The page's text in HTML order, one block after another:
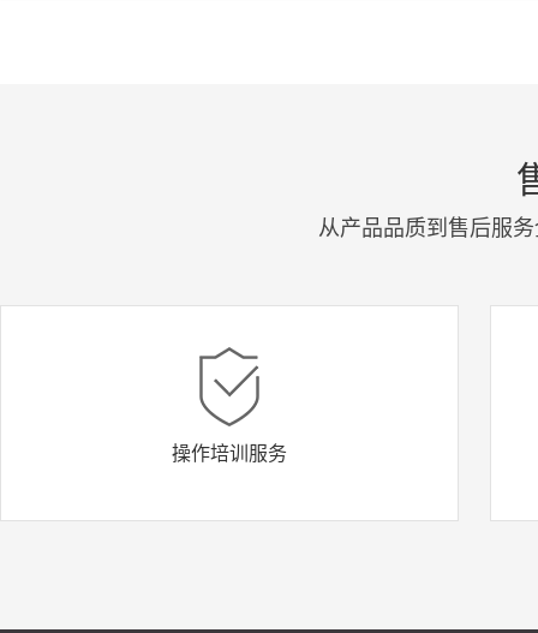
从产品品质到售后服
操作培训服务